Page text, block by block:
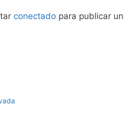
conectado para publicar un